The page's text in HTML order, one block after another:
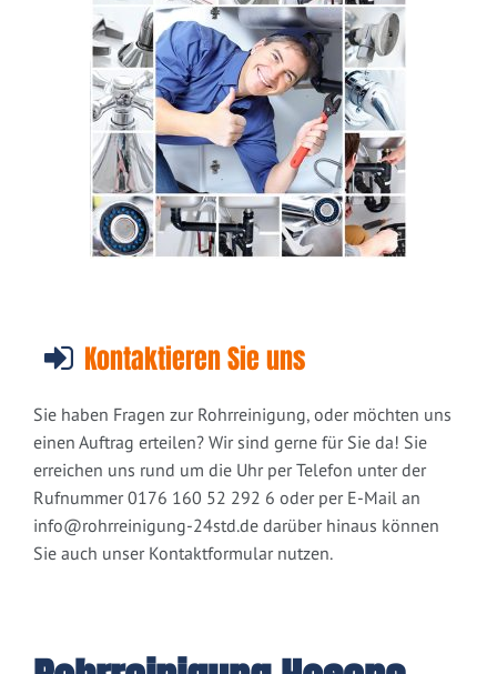
Kontaktieren Sie uns
Sie haben Fragen zur Rohrreinigung, oder möchten uns
einen Auftrag erteilen? Wir sind gerne für Sie da! Sie
erreichen uns rund um die Uhr per Telefon unter der
Rufnummer 0176 160 52 292 6 oder per E-Mail an
info@rohrreinigung-24std.de darüber hinaus können
Sie auch unser Kontaktformular nutzen.